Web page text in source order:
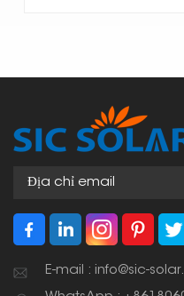
E-mail : info@sic-